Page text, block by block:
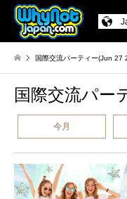
国際交流パーティー(Jun 27
国際交流パー
今月